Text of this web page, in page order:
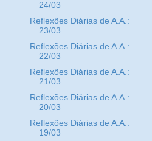
24/03
Reflexões Diárias de A.A.:
23/03
Reflexões Diárias de A.A.:
22/03
Reflexões Diárias de A.A.:
21/03
Reflexões Diárias de A.A.:
20/03
Reflexões Diárias de A.A.:
19/03